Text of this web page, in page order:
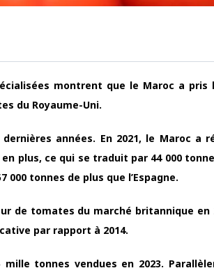
montrent que le Maroc a pris
du Royaume-Uni.
dernières années. En 2021, le Maroc
plus, ce qui se traduit par 44 000
000 tonnes de plus que l’Espagne.
de tomates du marché britannique en
par rapport à 2014.
tonnes vendues en 2023.